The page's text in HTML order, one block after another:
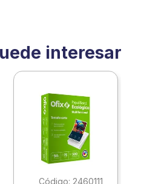
interesar
: 2460111